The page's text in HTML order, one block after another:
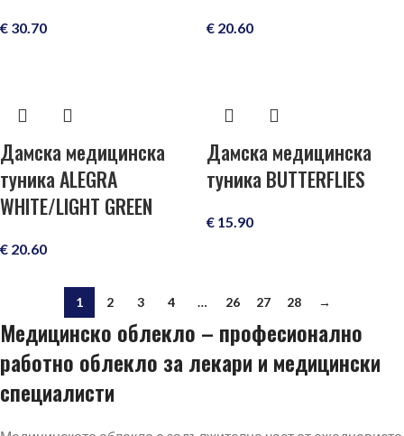
€ 30.70 € 20.60
Дамска медицинска
туника ALEGRA
WHITE/LIGHT GREEN
€ 20.60
Дамска медицинска
туника BUTTERFLIES
€ 15.90
1 2 3 4 … 26 27 28 →
Медицинско облекло – професионално
работно облекло за лекари и медицински
специалисти